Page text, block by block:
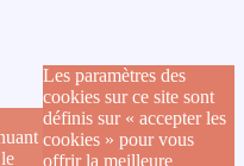
Les paramètres des
cookies sur ce site sont
définis sur « accepter les
cookies » pour vous
offrir la meilleure